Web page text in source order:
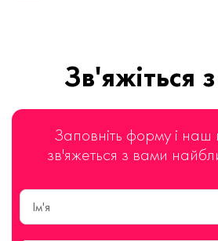
Зв'яжіться
Заповніть форму і наш
зв'яжеться з вами